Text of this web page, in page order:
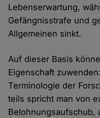
Lebenserwartung,
Gefängnisstrafe und
Allgemeinen sinkt.
Auf dieser Basis
Eigenschaft
Terminologie der
teils spricht man von
Belohnungsaufschub,